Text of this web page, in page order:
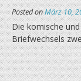
Posted onMärz 10,
Die komische
Briefwechsels